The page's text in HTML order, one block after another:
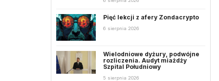
Pięć lekcji z afery Zondacrypto
6 sierpnia 2026
Wielodniowe dyżury, podwójne
rozliczenia. Audyt miażdży
Szpital Południowy
5 sierpnia 2026